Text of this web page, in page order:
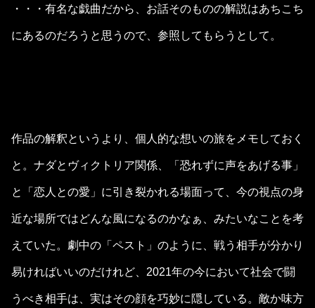
・・・有名な戯曲だから、お話そのものの解説はあちこち
にあるのだろうと思うので、参照してもらうとして。
作品の解釈というより、個人的な想いの旅をメモしておく
と。ナダとヴィクトリア関係、「恐れずに声をあげる事」
と「恋人との愛」に引き裂かれる場面って、今の視点の身
近な場所ではどんな風になるのかなぁ、みたいなことを考
えていた。劇中の「ペスト」のように、戦う相手が分かり
易ければいいのだけれど、2021年の今において社会で闘
うべき相手は、実はその顔を巧妙に隠している。敵か味方